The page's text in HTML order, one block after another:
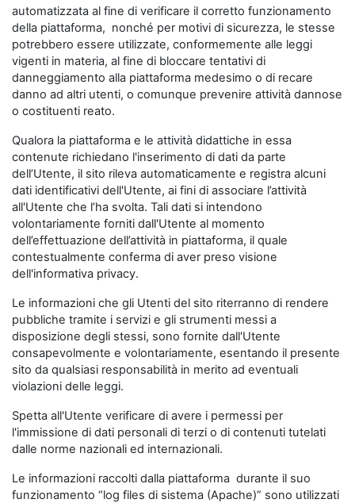
automatizzata al fine di verificare il corretto funzionamento
della piattaforma, nonché per motivi di sicurezza, le stesse
potrebbero essere utilizzate, conformemente alle leggi
vigenti in materia, al fine di bloccare tentativi di
danneggiamento alla piattaforma medesimo o di recare
danno ad altri utenti, o comunque prevenire attività dannose
o costituenti reato.
Qualora la piattaforma e le attività didattiche in essa
contenute richiedano l'inserimento di dati da parte
dell’Utente, il sito rileva automaticamente e registra alcuni
dati identificativi dell'Utente, ai fini di associare l’attività
all'Utente che l’ha svolta. Tali dati si intendono
volontariamente forniti dall'Utente al momento
dell’effettuazione dell’attività in piattaforma, il quale
contestualmente conferma di aver preso visione
dell'informativa privacy.
Le informazioni che gli Utenti del sito riterranno di rendere
pubbliche tramite i servizi e gli strumenti messi a
disposizione degli stessi, sono fornite dall'Utente
consapevolmente e volontariamente, esentando il presente
sito da qualsiasi responsabilità in merito ad eventuali
violazioni delle leggi.
Spetta all'Utente verificare di avere i permessi per
l'immissione di dati personali di terzi o di contenuti tutelati
dalle norme nazionali ed internazionali.
Le informazioni raccolti dalla piattaforma durante il suo
funzionamento “log files di sistema (Apache)” sono utilizzati